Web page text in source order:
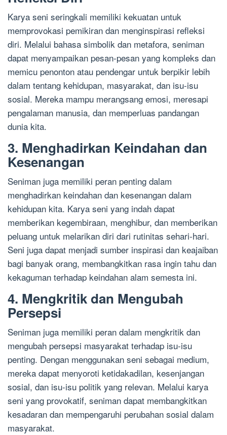
Karya seni seringkali memiliki kekuatan untuk
memprovokasi pemikiran dan menginspirasi refleksi
diri. Melalui bahasa simbolik dan metafora, seniman
dapat menyampaikan pesan-pesan yang kompleks dan
memicu penonton atau pendengar untuk berpikir lebih
dalam tentang kehidupan, masyarakat, dan isu-isu
sosial. Mereka mampu merangsang emosi, meresapi
pengalaman manusia, dan memperluas pandangan
dunia kita.
3. Menghadirkan Keindahan dan
Kesenangan
Seniman juga memiliki peran penting dalam
menghadirkan keindahan dan kesenangan dalam
kehidupan kita. Karya seni yang indah dapat
memberikan kegembiraan, menghibur, dan memberikan
peluang untuk melarikan diri dari rutinitas sehari-hari.
Seni juga dapat menjadi sumber inspirasi dan keajaiban
bagi banyak orang, membangkitkan rasa ingin tahu dan
kekaguman terhadap keindahan alam semesta ini.
4. Mengkritik dan Mengubah
Persepsi
Seniman juga memiliki peran dalam mengkritik dan
mengubah persepsi masyarakat terhadap isu-isu
penting. Dengan menggunakan seni sebagai medium,
mereka dapat menyoroti ketidakadilan, kesenjangan
sosial, dan isu-isu politik yang relevan. Melalui karya
seni yang provokatif, seniman dapat membangkitkan
kesadaran dan mempengaruhi perubahan sosial dalam
masyarakat.